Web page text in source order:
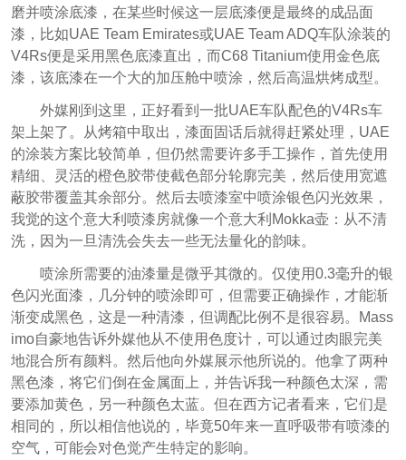
磨并喷涂底漆，在某些时候这一层底漆便是最终的成品面
漆，比如UAE Team Emirates或UAE Team ADQ车队涂装的
V4Rs便是采用黑色底漆直出，而C68 Titanium使用金色底
漆，该底漆在一个大的加压舱中喷涂，然后高温烘烤成型。
外媒刚到这里，正好看到一批UAE车队配色的V4Rs车
架上架了。从烤箱中取出，漆面固话后就得赶紧处理，UAE
的涂装方案比较简单，但仍然需要许多手工操作，首先使用
精细、灵活的橙色胶带使截色部分轮廓完美，然后使用宽遮
蔽胶带覆盖其余部分。然后去喷漆室中喷涂银色闪光效果，
我觉的这个意大利喷漆房就像一个意大利Mokka壶：从不清
洗，因为一旦清洗会失去一些无法量化的韵味。
喷涂所需要的油漆量是微乎其微的。仅使用0.3毫升的银
色闪光面漆，几分钟的喷涂即可，但需要正确操作，才能渐
渐变成黑色，这是一种清漆，但调配比例不是很容易。Mass
imo自豪地告诉外媒他从不使用色度计，可以通过肉眼完美
地混合所有颜料。然后他向外媒展示他所说的。他拿了两种
黑色漆，将它们倒在金属面上，并告诉我一种颜色太深，需
要添加黄色，另一种颜色太蓝。但在西方记者看来，它们是
相同的，所以相信他说的，毕竟50年来一直呼吸带有喷漆的
空气，可能会对色觉产生特定的影响。